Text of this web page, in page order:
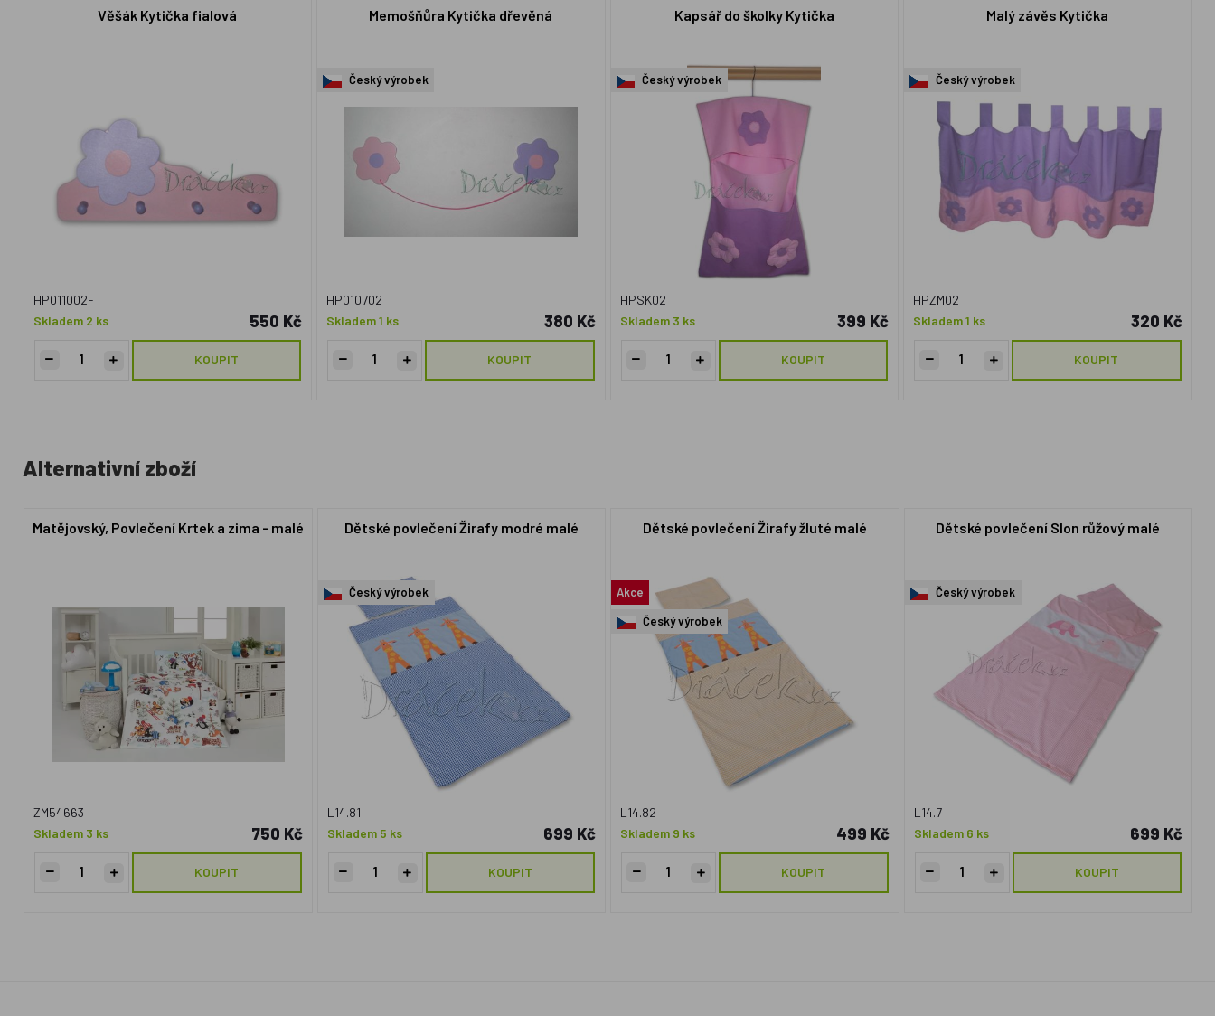
Věšák Kytička fialová
HP011002F
Skladem 2 ks
550 Kč
KOUPIT
Memošňůra Kytička dřevěná
Český výrobek
HP010702
Skladem 1 ks
380 Kč
KOUPIT
Kapsář do školky Kytička
Český výrobek
HPSK02
Skladem 3 ks
399 Kč
KOUPIT
Malý závěs Kytička
Český výrobek
HPZM02
Skladem 1 ks
320 Kč
KOUPIT
Alternativní zboží
Matějovský, Povlečení Krtek a zima - malé
ZM54663
Skladem 3 ks
750 Kč
KOUPIT
Dětské povlečení Žirafy modré malé
Český výrobek
L14.81
Skladem 5 ks
699 Kč
KOUPIT
Dětské povlečení Žirafy žluté malé
Akce
Český výrobek
L14.82
Skladem 9 ks
499 Kč
KOUPIT
Dětské povlečení Slon růžový malé
Český výrobek
L14.7
Skladem 6 ks
699 Kč
KOUPIT